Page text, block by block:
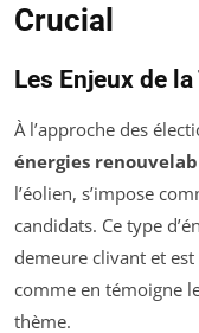
Crucial
Les Enjeux de
À l’approche des
énergies
l’éolien, s’impose
candidats. Ce type
demeure clivant et
comme en témoigne
thème.